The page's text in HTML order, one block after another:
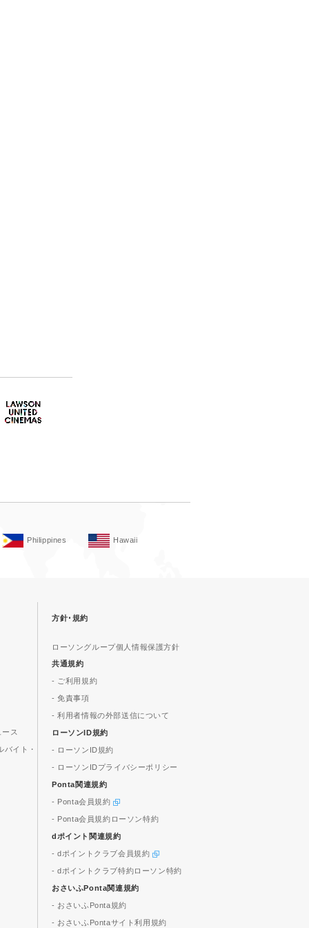
Philippines Hawaii
ス
イト・
方針･規約
ローソングループ個人情報保護方針
共通規約
- ご利用規約
- 免責事項
- 利用者情報の外部送信について
ローソンID規約
- ローソンID規約
- ローソンIDプライバシーポリシー
Ponta関連規約
- Ponta会員規約
- Ponta会員規約ローソン特約
dポイント関連規約
- dポイントクラブ会員規約
- dポイントクラブ特約ローソン特約
おさいふPonta関連規約
- おさいふPonta規約
- おさいふPontaサイト利用規約